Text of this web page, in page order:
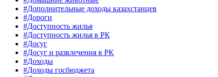
#Дополнительные доходы казахстанцев
#Дороги
#Доступность жилья
#Доступность жилья в РК
#Досуг
#Досуг и развлечения в РК
#Доходы
#Доходы госбюджета